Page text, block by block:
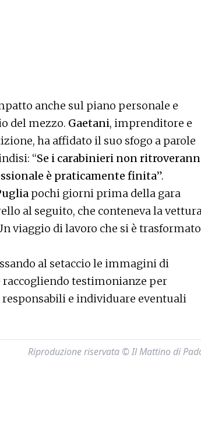
anche sul piano personale e
del mezzo. Gaetani, imprenditore e
ha affidato il suo sfogo a parole
“Se i carabinieri non
è praticamente finita”.
pochi giorni prima della gara
al seguito, che conteneva la
viaggio di lavoro che si è trasformato
al setaccio le immagini di
raccogliendo testimonianze per
e individuare eventuali
Riproduzione riservata © Il Mattino di